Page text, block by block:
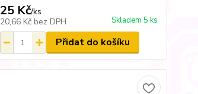
25 Kč/ks
20,66 Kč bez DPH Skladem 5 ks
Přidat do košíku